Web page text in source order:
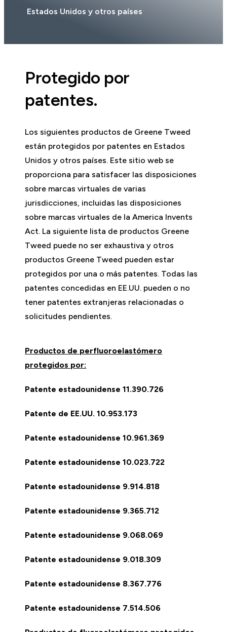
Estados Unidos y otros países
Protegido por
patentes.
Los siguientes productos de Greene Tweed
están protegidos por patentes en Estados
Unidos y otros países. Este sitio web se
proporciona para satisfacer las disposiciones
sobre marcas virtuales de varias
jurisdicciones, incluidas las disposiciones
sobre marcas virtuales de la America Invents
Act. La siguiente lista de productos Greene
Tweed puede no ser exhaustiva y otros
productos Greene Tweed pueden estar
protegidos por una o más patentes. Todas las
patentes concedidas en EE.UU. pueden o no
tener patentes extranjeras relacionadas o
solicitudes pendientes.
Productos de perfluoroelastómero
protegidos por:
Patente estadounidense 11.390.726
Patente de EE.UU. 10.953.173
Patente estadounidense 10.961.369
Patente estadounidense 10.023.722
Patente estadounidense 9.914.818
Patente estadounidense 9.365.712
Patente estadounidense 9.068.069
Patente estadounidense 9.018.309
Patente estadounidense 8.367.776
Patente estadounidense 7.514.506